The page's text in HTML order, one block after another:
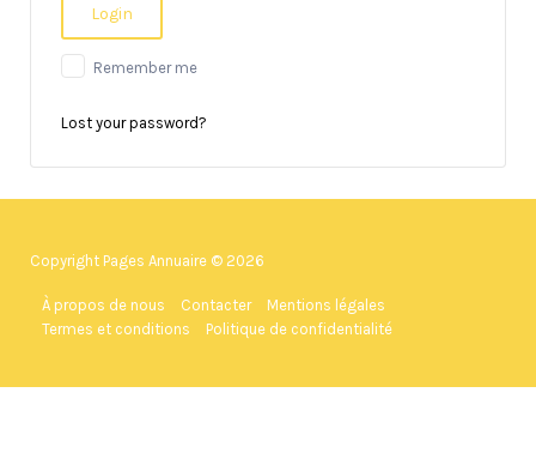
Remember me
Lost your password?
Copyright Pages Annuaire © 2026
À propos de nous Contacter
Mentions légales
Termes et conditions
Politique de confidentialité